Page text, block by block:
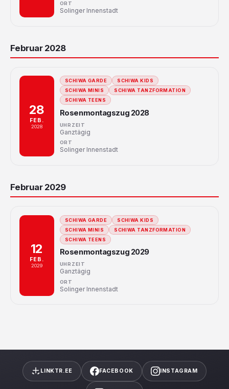
ORT
Solinger Innenstadt
Februar 2028
28
FEB.
2028
SCHIWA GARDE
SCHIWA KIDS
SCHIWA MINIS
SCHIWA TANZFORMATION
SCHIWA TEENS
Rosenmontagszug 2028
UHRZEIT
Ganztägig
ORT
Solinger Innenstadt
Februar 2029
12
FEB.
2029
SCHIWA GARDE
SCHIWA KIDS
SCHIWA MINIS
SCHIWA TANZFORMATION
SCHIWA TEENS
Rosenmontagszug 2029
UHRZEIT
Ganztägig
ORT
Solinger Innenstadt
LINKTR.EE FACEBOOK INSTAGRAM